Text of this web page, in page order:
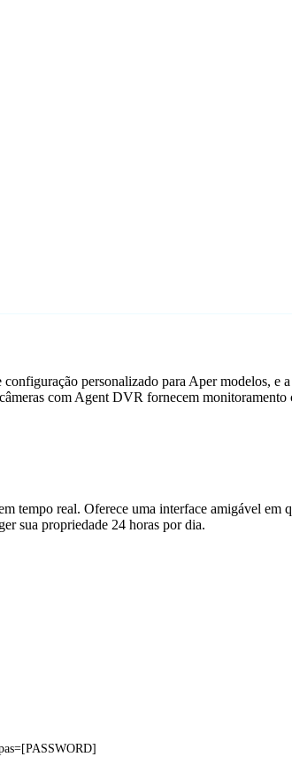
personalizado para Aper modelos, e
com Agent DVR fornecem monitoramento
tempo real. Oferece uma interface amigável em
sua propriedade 24 horas por dia.